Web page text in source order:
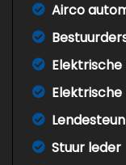
Airco
Stuur leder